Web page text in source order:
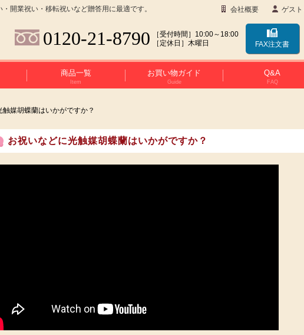
開業祝い・移転祝いなど贈答用に最適です。 会社概要 ゲスト
0120-21-8790
［受付時間］10:00～18:00
［定休日］木曜日
FAX注文書
商品一覧
Item
お買い物ガイド
Guide
Q&A
FAQ
触媒胡蝶蘭はいかがですか？
お祝いなどに光触媒胡蝶蘭はいかがですか？